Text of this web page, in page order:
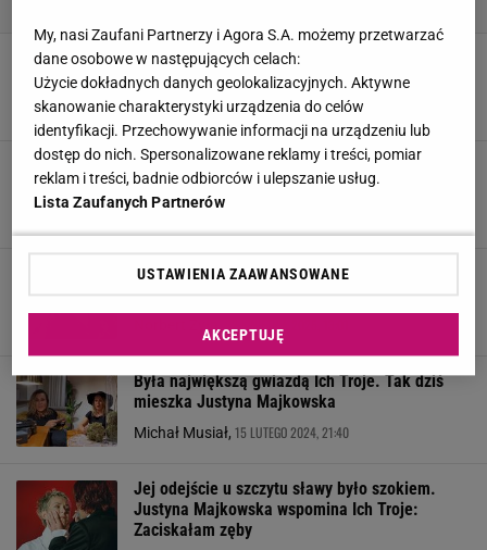
Justyny Majkowskiej zabrakło na 30-leciu Ich
Troje. Tak odniosła się do sprawy
Zuzanna Kwasek,10 LIPCA 2025, 18:53
Justyna Majkowska dopiero po latach wyznała,
dlaczego opuściła Ich Troje. "Zaciskałam zęby"
Justyna Majkowska o odejściu z Ich Troje.
Prawda wyszła na jaw po latach
Była największą gwiazdą Ich Troje. Tak dziś
mieszka Justyna Majkowska
Michał Musiał, 15 LUTEGO 2024, 21:40
Jej odejście u szczytu sławy było szokiem.
Justyna Majkowska wspomina Ich Troje:
Zaciskałam zęby
My, nasi Zaufani Partnerzy i Agora S.A. możemy przetwarzać
dane osobowe w następujących celach:
Użycie dokładnych danych geolokalizacyjnych. Aktywne
skanowanie charakterystyki urządzenia do celów
identyfikacji. Przechowywanie informacji na urządzeniu lub
dostęp do nich. Spersonalizowane reklamy i treści, pomiar
reklam i treści, badnie odbiorców i ulepszanie usług.
Lista Zaufanych Partnerów
USTAWIENIA ZAAWANSOWANE
AKCEPTUJĘ